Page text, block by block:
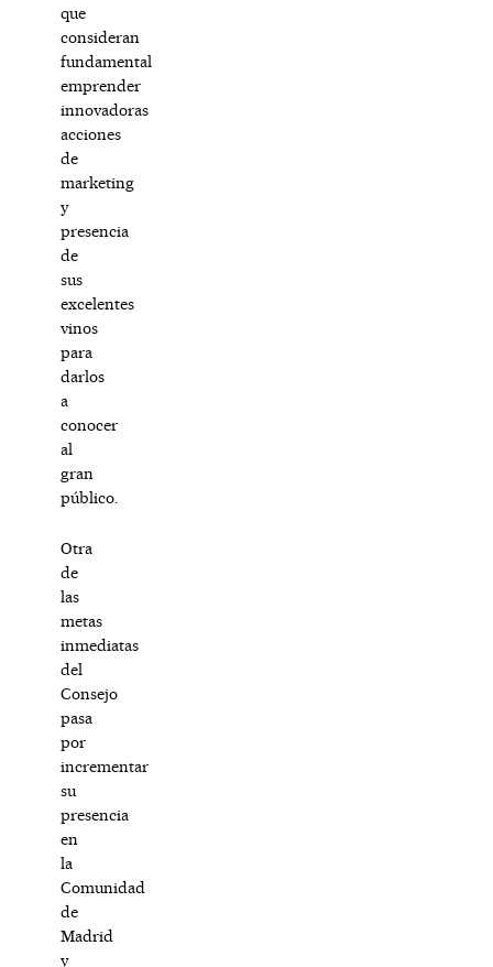
que
consideran
fundamental
emprender
innovadoras
acciones
de
marketing
y
presencia
de
sus
excelentes
vinos
para
darlos
a
conocer
al
gran
público.
Otra
de
las
metas
inmediatas
del
Consejo
pasa
por
incrementar
su
presencia
en
la
Comunidad
de
Madrid
y